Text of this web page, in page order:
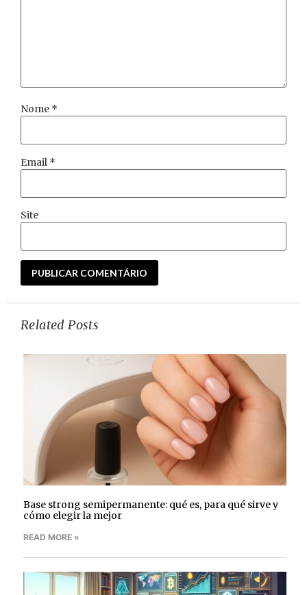
Nome *
Email *
Site
Related Posts
Base strong semipermanente: qué es, para qué sirve y
cómo elegir la mejor
READ MORE »